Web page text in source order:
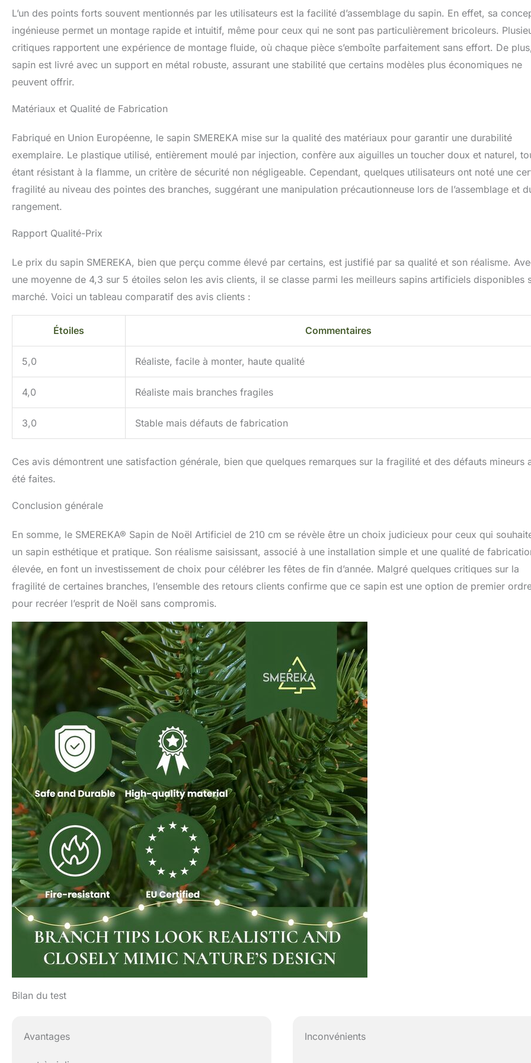
L’un des points forts souvent mentionnés par les utilisateurs est la facilité d’assemblage du sapin. En effet, sa
ingénieuse permet un montage rapide et intuitif, même pour ceux qui ne sont pas particulièrement bricoleurs.
critiques rapportent une expérience de montage fluide, où chaque pièce s’emboîte parfaitement sans effort. De
sapin est livré avec un support en métal robuste, assurant une stabilité que certains modèles plus économiques ne
peuvent offrir.
Matériaux et Qualité de Fabrication
Fabriqué en Union Européenne, le sapin SMEREKA mise sur la qualité des matériaux pour garantir une durabilité
exemplaire. Le plastique utilisé, entièrement moulé par injection, confère aux aiguilles un toucher doux et naturel,
étant résistant à la flamme, un critère de sécurité non négligeable. Cependant, quelques utilisateurs ont noté une
fragilité au niveau des pointes des branches, suggérant une manipulation précautionneuse lors de l’assemblage et
rangement.
Rapport Qualité-Prix
Le prix du sapin SMEREKA, bien que perçu comme élevé par certains, est justifié par sa qualité et son réalisme.
une moyenne de 4,3 sur 5 étoiles selon les avis clients, il se classe parmi les meilleurs sapins artificiels disponibles
marché. Voici un tableau comparatif des avis clients :
Étoiles Commentaires
5,0 Réaliste, facile à monter, haute qualité
4,0 Réaliste mais branches fragiles
3,0 Stable mais défauts de fabrication
Ces avis démontrent une satisfaction générale, bien que quelques remarques sur la fragilité et des défauts mineurs
été faites.
Conclusion générale
En somme, le SMEREKA® Sapin de Noël Artificiel de 210 cm se révèle être un choix judicieux pour ceux qui
un sapin esthétique et pratique. Son réalisme saisissant, associé à une installation simple et une qualité de
élevée, en font un investissement de choix pour célébrer les fêtes de fin d’année. Malgré quelques critiques sur la
fragilité de certaines branches, l’ensemble des retours clients confirme que ce sapin est une option de premier
pour recréer l’esprit de Noël sans compromis.
Bilan du test
Avantages Inconvénients